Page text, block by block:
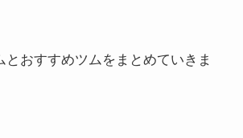
とおすすめツムをまとめていきま